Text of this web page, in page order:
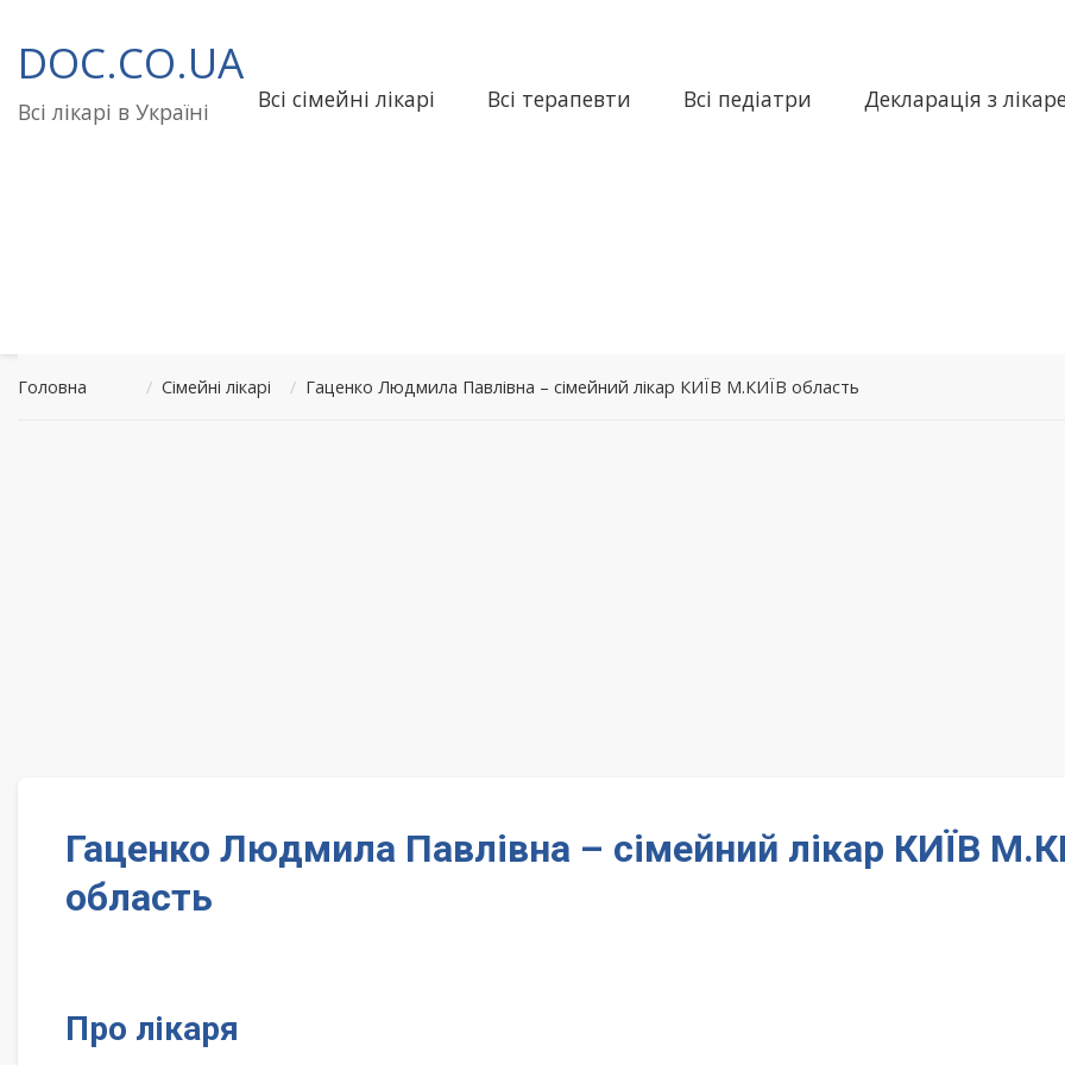
до
вмісту
DOC.CO.UA
Всі лікарі в Україні Всі сімейні лікарі Всі терапевти Всі педіатри Декларація з
Головна / Сімейні лікарі / Гаценко Людмила Павлівна – сімейний лікар КИЇВ М.КИЇВ область
Гаценко Людмила Павлівна – сімейний лікар КИЇВ
область
Про лікаря